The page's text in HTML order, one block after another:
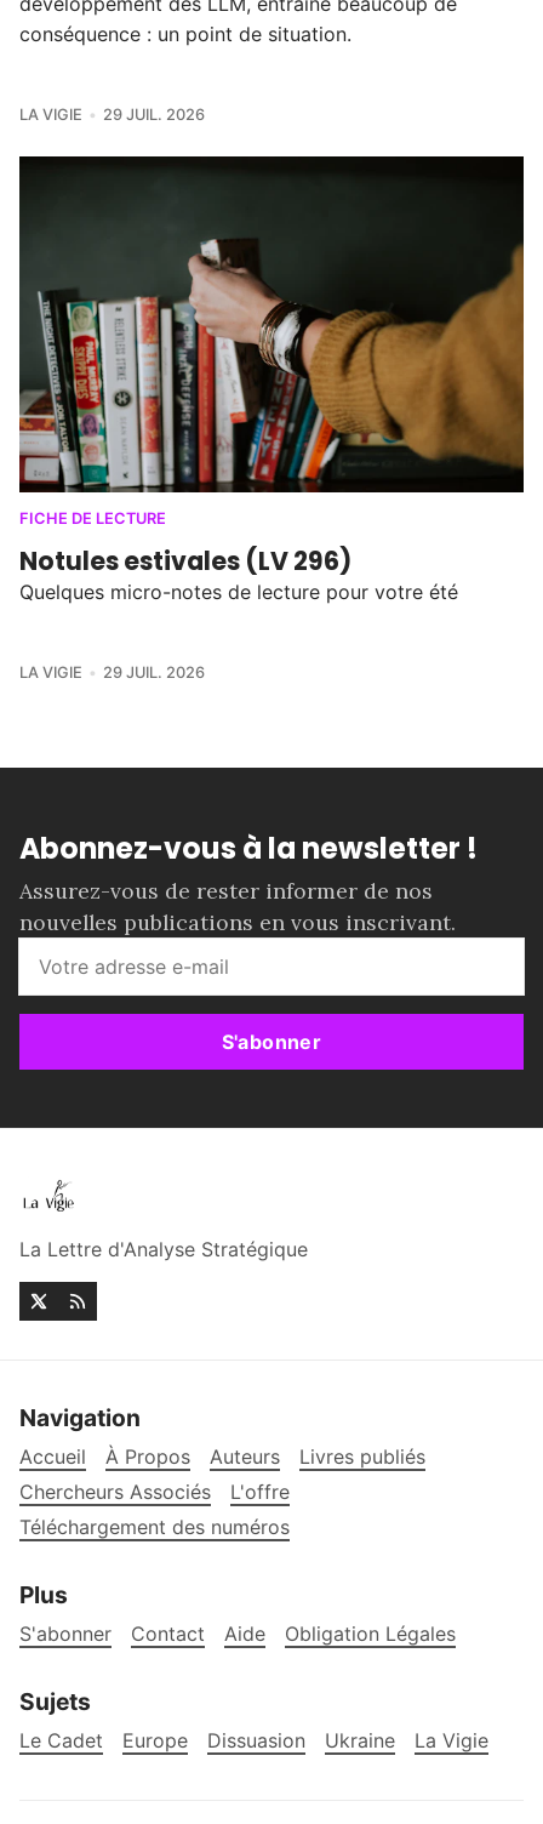
conséquence : un point de situation.
LA VIGIE 29 JUIL. 2026
FICHE DE LECTURE
Notules estivales (LV 296)
Quelques micro-notes de lecture pour votre été
LA VIGIE 29 JUIL. 2026
Abonnez-vous à la newsletter !
Assurez-vous de rester informer de nos
nouvelles publications en vous inscrivant.
S'abonner
La Lettre d'Analyse Stratégique
Navigation
Accueil À Propos Auteurs
Livres publiés
Chercheurs Associés
L'offre
Téléchargement des numéros
Plus
S'abonner Contact Aide Obligation Légales
Sujets
Le Cadet Europe Dissuasion Ukraine La Vigie